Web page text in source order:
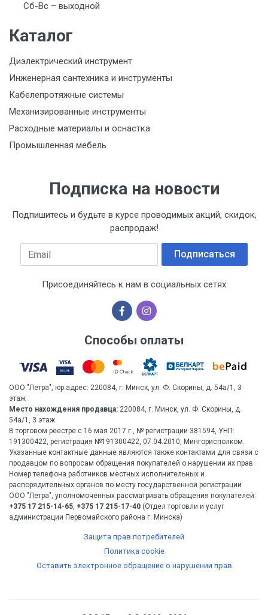
Сб-Вс – выходной
Каталог
Диэлектрический инструмент
Инженерная сантехника и инструменты
Кабелепротяжные системы
Механизированные инструменты
Расходные материалы и оснастка
Промышленная мебель
Подписка на новости
Подпишитесь и будьте в курсе проводимых акций, скидок,
распродаж!
Email Подписаться
Присоединяйтесь к нам в социальных сетях
Способы оплаты
ООО "Летра", юр.адрес: 220084, г. Минск, ул. Ф. Скорины, д. 54а/1, 3
этаж
Место нахождения продавца: 220084, г. Минск, ул. Ф. Скорины, д.
54а/1, 3 этаж
В торговом реестре с 16 мая 2017 г., № регистрации 381594, УНП:
191300422, регистрация №191300422, 07.04.2010, Мингорисполком.
Указанные контактные данные являются также контактами для связи с
продавцом по вопросам обращения покупателей о нарушении их прав.
Номер телефона работников местных исполнительных и
распорядительных органов по месту государственной регистрации
ООО "Летра", уполномоченных рассматривать обращения покупателей:
+375 17 215-14-65, +375 17 215-17-40 (Отдел торговли и услуг
администрации Первомайского района г. Минска)
Защита прав потребителей
Политика cookie
Оставить электронное обращение о нарушении прав